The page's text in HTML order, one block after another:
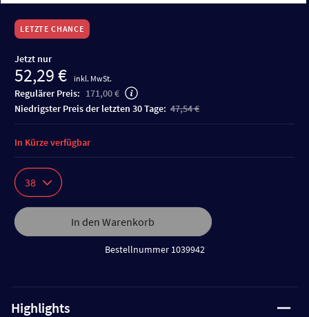
LETZTE CHANCE
Jetzt nur
52,29 € inkl. MwSt.
Regulärer Preis: 171,00 €
niedrigster Preis der letzten 30 Tage: 47,54 €
38
In den Warenkorb
Bestellnummer 1039942
In Kürze verfügbar
Highlights